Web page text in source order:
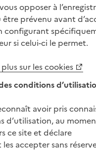
opposer à
être prévenu avant
configurant
si celui-ci le permet.
sur les cookies
conditions
avoir pris
d’utilisation, au
ce site et déclare
accepter sans